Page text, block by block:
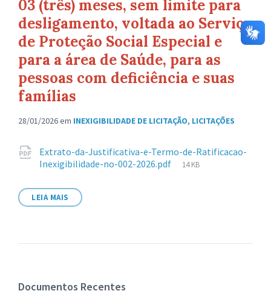
03 (três) meses, sem limite para
desligamento, voltada ao Serviço
de Proteção Social Especial e
para a área de Saúde, para as
pessoas com deficiência e suas
famílias
28/01/2026em INEXIGIBILIDADE DE LICITAÇÃO, LICITAÇÕES
Anexos
Extrato-da-Justificativa-e-Termo-de-Ratificacao-
Inexigibilidade-no-002-2026.pdf
Tamanho
14 KB
LEIA MAIS
Documentos Recentes